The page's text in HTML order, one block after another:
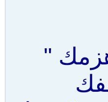
"